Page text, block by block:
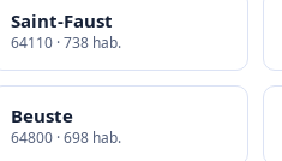
Saint-Faust
64110 · 738 hab.
Beuste
64800 · 698 hab.